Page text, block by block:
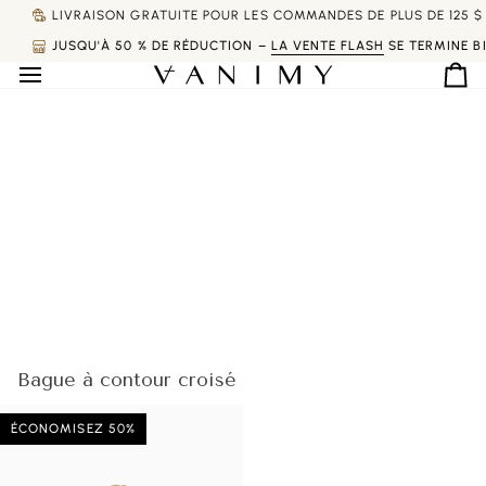
Passer
contenu
LIVRAISON GRATUITE POUR LES COMMANDES DE PLUS DE 125 $
JUSQU'À 50 % DE RÉDUCTION – LA VENTE FLASH SE TERMINE
Bague à contour croisé
ÉCONOMISEZ 50%